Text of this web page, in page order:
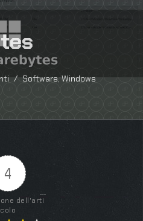
Software,Windows
4
dell'arti
colo